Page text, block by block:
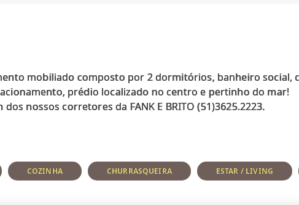
mobiliado composto por 2 dormitórios, banheiro social,
prédio localizado no centro e pertinho do mar!
COZINHA CHURRASQUEIRA ESTAR / LIVING